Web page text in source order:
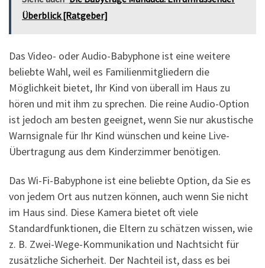
Überblick [Ratgeber]
Das Video- oder Audio-Babyphone ist eine weitere
beliebte Wahl, weil es Familienmitgliedern die
Möglichkeit bietet, Ihr Kind von überall im Haus zu
hören und mit ihm zu sprechen. Die reine Audio-Option
ist jedoch am besten geeignet, wenn Sie nur akustische
Warnsignale für Ihr Kind wünschen und keine Live-
Übertragung aus dem Kinderzimmer benötigen.
Das Wi-Fi-Babyphone ist eine beliebte Option, da Sie es
von jedem Ort aus nutzen können, auch wenn Sie nicht
im Haus sind. Diese Kamera bietet oft viele
Standardfunktionen, die Eltern zu schätzen wissen, wie
z. B. Zwei-Wege-Kommunikation und Nachtsicht für
zusätzliche Sicherheit. Der Nachteil ist, dass es bei